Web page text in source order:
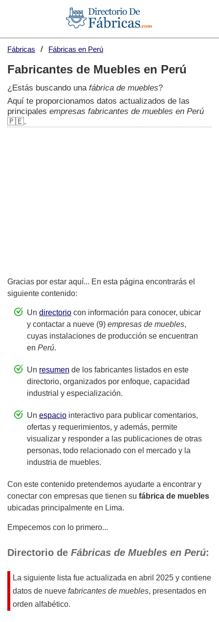
Fábricas Fábricas en Perú
Fabricantes de Muebles en Perú
¿Estás buscando una fábrica de muebles?
Aquí te proporcionamos datos actualizados de las
principales empresas fabricantes de muebles en Perú
🇵🇪.
Gracias por estar aquí... En esta página encontrarás el
siguiente contenido:
Un directorio con información para conocer, ubicar
y contactar a nueve (9) empresas de muebles,
cuyas instalaciones de producción se encuentran
en Perú.
Un resumen de los fabricantes listados en este
directorio, organizados por enfoque, capacidad
industrial y especialización.
Un espacio interactivo para publicar comentarios,
ofertas y requerimientos, y además, permite
visualizar y responder a las publicaciones de otras
personas, todo relacionado con el mercado y la
industria de muebles.
Con este contenido pretendemos ayudarte a encontrar y
conectar con empresas que tienen su fábrica de muebles
ubicadas principalmente en Lima.
Empecemos con lo primero...
Directorio de Fábricas de Muebles en Perú:
La siguiente lista fue actualizada en abril 2025 y contiene
datos de nueve fabricantes de muebles, presentados en
orden alfabético.